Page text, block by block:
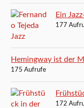
Ein
177
Hemingway ist der
175 Aufrufe
172